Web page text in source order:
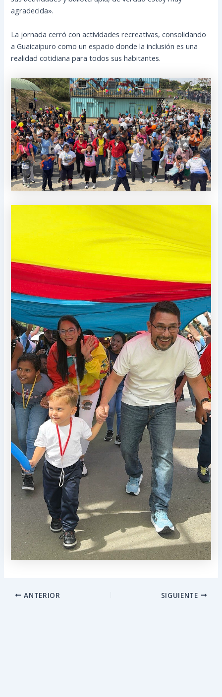
agradecida».
La jornada cerró con actividades recreativas, consolidando
a Guaicaipuro como un espacio donde la inclusión es una
realidad cotidiana para todos sus habitantes.
ANTERIOR SIGUIENTE